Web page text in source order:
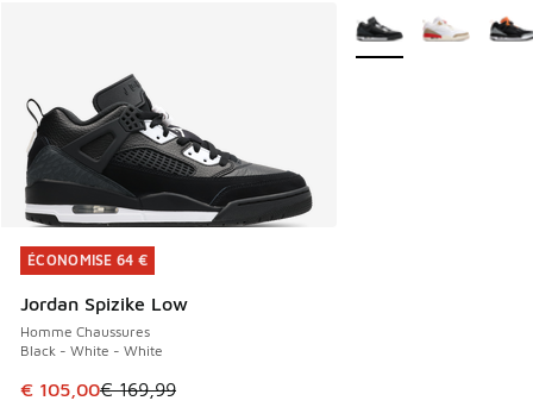
ÉCONOMISE 64 €
Jordan Spizike Low
Homme Chaussures
Black - White - White
Cet article est en promotion. Prix en baisse de € 169,99 à
€ 105,00€ 169,99
ÉCONOMISE 64 €
Plus de couleurs